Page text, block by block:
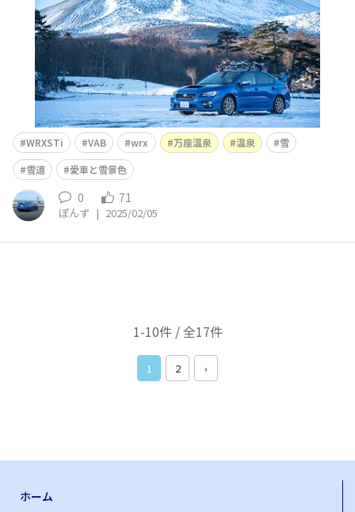
WRXSTi VAB wrx 万座温泉 温泉
雪
雪道
愛車と雪景色
0 71
ぽんず | 2025/02/05
1-10件 / 全17件
1 2 ›
ホーム